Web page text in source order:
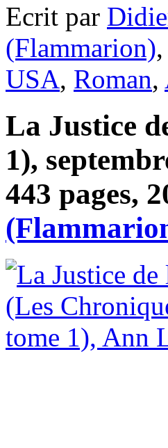
Ecrit par
(Flammarion),
USA, Roman,
La Justice
1),
443 pages,